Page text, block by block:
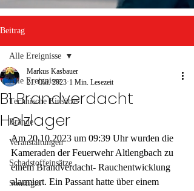
Beitrag
Alle Ereignisse
Technische Einsätze
Brände
Veranstaltungen
Schadstoffeinsätze
Sonstiges
Alle Ereignisse
B1 Brandverdacht
Holzlager
Markus Kasbauer
21. Okt. 2023 1 Min. Lesezeit
Am 20.10.2023 um 09:39 Uhr wurden die
Kameraden der Feuerwehr Altlengbach zu
einem Brandverdacht- Rauchentwicklung
alarmiert. Ein Passant hatte über einem